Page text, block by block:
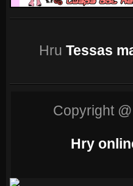
Hru Tessas
Copyright
Hry